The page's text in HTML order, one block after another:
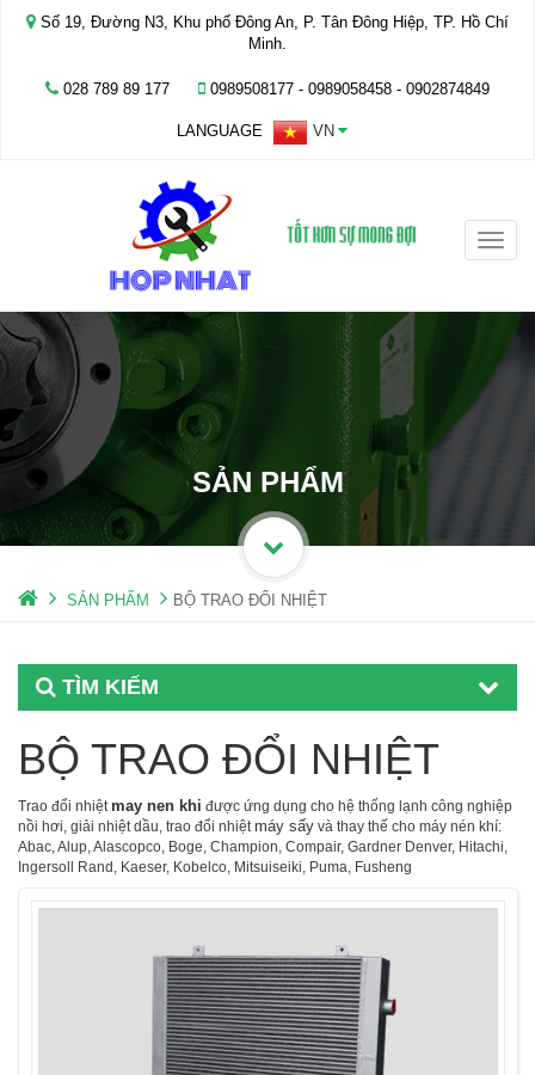
Số 19, Đường N3, Khu phố Đông An, P. Tân Đông Hiệp, TP. Hồ Chí
Minh.
028 789 89 177 0989508177 - ‭0989058458‬ - 0902874849
LANGUAGE VN
Toggle
SẢN PHẨM
SẢN PHẨM BỘ TRAO ĐỔI NHIỆT
TÌM KIẾM
BỘ TRAO ĐỔI NHIỆT
Trao đổi nhiệt may nen khi được ứng dụng cho hệ thống lạnh công nghiệp
nồi hơi, giải nhiệt dầu, trao đổi nhiệt máy sấy và thay thế cho máy nén khí:
Abac, Alup, Alascopco, Boge, Champion, Compair, Gardner Denver, Hitachi,
Ingersoll Rand, Kaeser, Kobelco, Mitsuiseiki, Puma, Fusheng